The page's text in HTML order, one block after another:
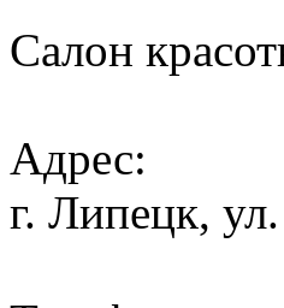
Салон
Адрес:
г. Липецк,